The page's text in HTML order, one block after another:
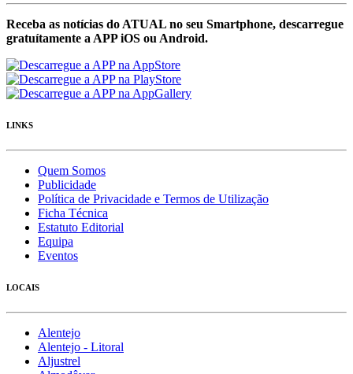
Receba as notícias do ATUAL no seu Smartphone, descarregue
gratuítamente a APP iOS ou Android.
LINKS
Quem Somos
Publicidade
Política de Privacidade e Termos de Utilização
Ficha Técnica
Estatuto Editorial
Equipa
Eventos
LOCAIS
Alentejo
Alentejo - Litoral
Aljustrel